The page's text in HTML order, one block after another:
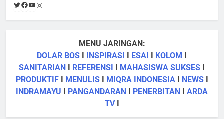
Twitter
Facebook
YouTube
MENU JARINGAN:
DOLAR BOS
INSPIRASI ESAI KOLOM
SANITARIAN
REFERENSI MAHASISWA SUKSES
PRODUKTIFI MENULISI MIQRA INDONESIAI NEWSI
INDRAMAYU
PANGANDARAN PENERBITAN
ARDA
TVI